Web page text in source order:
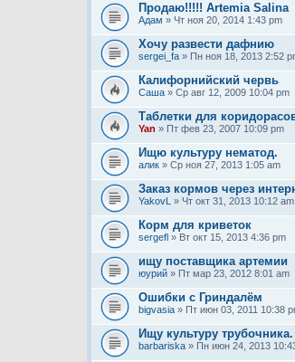
Продаю!!!!! Artemia Salina
Адам » Чт ноя 20, 2014 1:43 pm
Хочу развести дафнию
sergei_fa » Пн ноя 18, 2013 2:52
Калифорнийский червь
Саша » Ср авг 12, 2009 10:04 pm
Таблетки для
Yan » Пт фев 23, 2007 10:09 pm
Ищю культуру нематод.
алик » Ср ноя 27, 2013 1:05 am
Заказ кормов через
YakovL » Чт окт 31, 2013 10:12 am
Корм для криветок
sergefl » Вт окт 15, 2013 4:36 pm
ищу поставщика артемии
юурий » Пт мар 23, 2012 8:01 am
Ошибки с Гриндалём
bigvasia » Пт июн 03, 2011 10:38
Ищу культуру трубочника.
barbariska » Пн июн 24, 2013